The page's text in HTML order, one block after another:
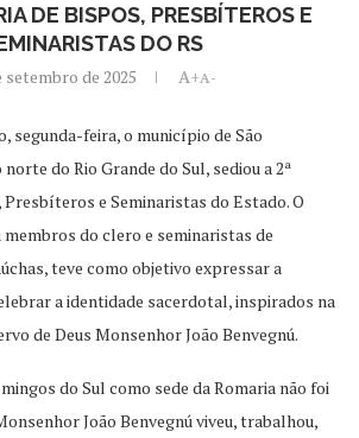
DE BISPOS, PRESBÍTEROS E
DO RS
setembro de 2025 A+A-
segunda-feira, o município de São
do Rio Grande do Sul, sediou a 2ª
e Seminaristas do Estado. O
do clero e seminaristas de
teve como objetivo expressar a
a identidade sacerdotal, inspirados na
de Deus Monsenhor João Benvegnú.
do Sul como sede da Romaria não foi
João Benvegnú viveu, trabalhou,